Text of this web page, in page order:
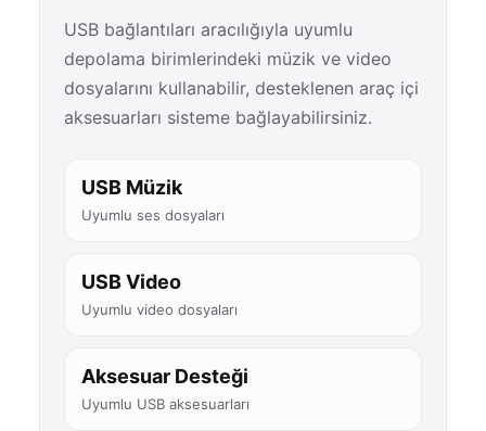
USB bağlantıları aracılığıyla uyumlu
depolama birimlerindeki müzik ve video
dosyalarını kullanabilir, desteklenen araç içi
aksesuarları sisteme bağlayabilirsiniz.
USB Müzik
Uyumlu ses dosyaları
USB Video
Uyumlu video dosyaları
Aksesuar Desteği
Uyumlu USB aksesuarları